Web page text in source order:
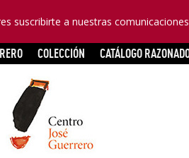
suscribirte a nuestras
COLECCIÓN CATÁLOGO